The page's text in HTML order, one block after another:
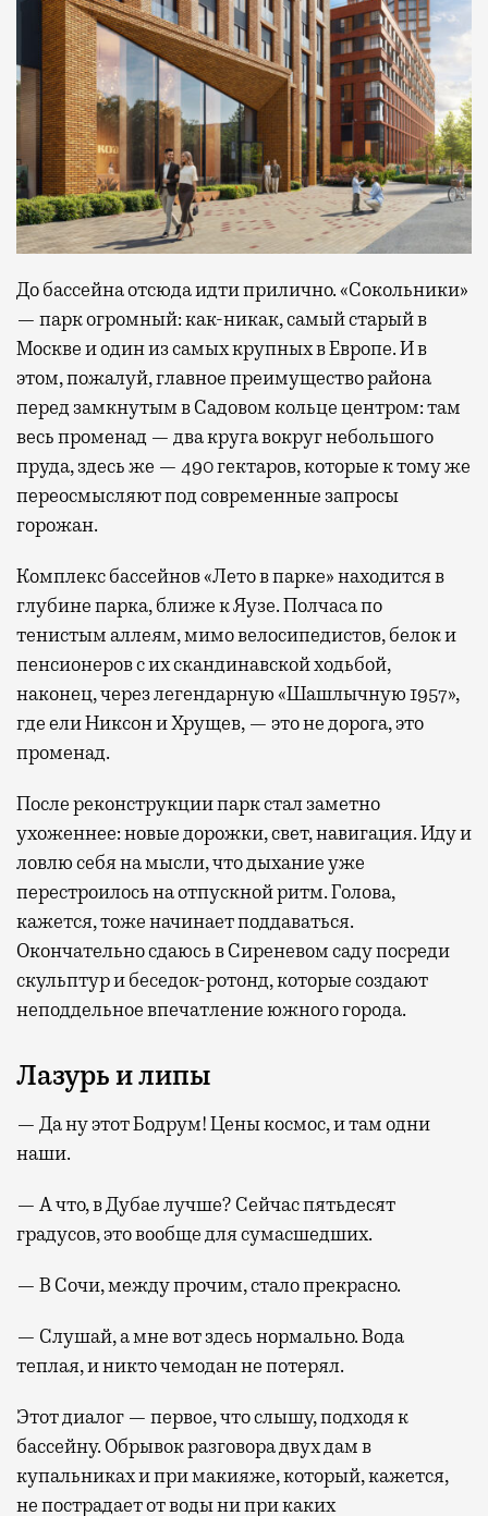
До бассейна отсюда идти прилично. «Сокольники»
— парк огромный: как-никак, самый старый в
Москве и один из самых крупных в Европе. И в
этом, пожалуй, главное преимущество района
перед замкнутым в Садовом кольце центром: там
весь променад — два круга вокруг небольшого
пруда, здесь же — 490 гектаров, которые к тому же
переосмысляют под современные запросы
горожан.
Комплекс бассейнов «Лето в парке» находится в
глубине парка, ближе к Яузе. Полчаса по
тенистым аллеям, мимо велосипедистов, белок и
пенсионеров с их скандинавской ходьбой,
наконец, через легендарную «Шашлычную 1957»,
где ели Никсон и Хрущев, — это не дорога, это
променад.
После реконструкции парк стал заметно
ухоженнее: новые дорожки, свет, навигация. Иду и
ловлю себя на мысли, что дыхание уже
перестроилось на отпускной ритм. Голова,
кажется, тоже начинает поддаваться.
Окончательно сдаюсь в Сиреневом саду посреди
скульптур и беседок-ротонд, которые создают
неподдельное впечатление южного города.
Лазурь и липы
— Да ну этот Бодрум! Цены космос, и там одни
наши.
— А что, в Дубае лучше? Сейчас пятьдесят
градусов, это вообще для сумасшедших.
— В Сочи, между прочим, стало прекрасно.
— Слушай, а мне вот здесь нормально. Вода
теплая, и никто чемодан не потерял.
Этот диалог — первое, что слышу, подходя к
бассейну. Обрывок разговора двух дам в
купальниках и при макияже, который, кажется,
не пострадает от воды ни при каких